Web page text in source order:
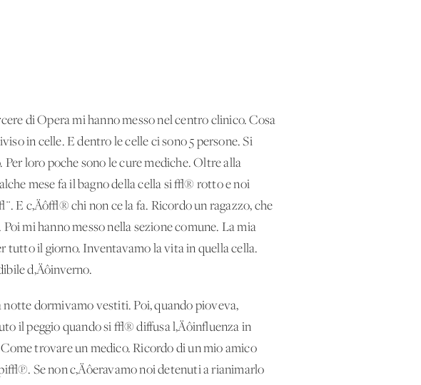
di Opera mi hanno messo nel centro clinico. Cosa
in celle. E dentro le celle ci sono 5 persone. Si
loro poche sono le cure mediche. Oltre alla
mese fa il bagno della cella si √® rotto e noi
E c‚Äô√® chi non ce la fa. Ricordo un ragazzo, che
mi hanno messo nella sezione comune. La mia
tutto il giorno. Inventavamo la vita in quella cella.
d‚Äôinverno.
dormivamo vestiti. Poi, quando pioveva,
il peggio quando si √® diffusa l‚Äôinfluenza in
trovare un medico. Ricordo di un mio amico
Se non c‚Äôeravamo noi detenuti a rianimarlo